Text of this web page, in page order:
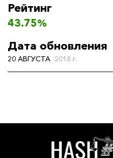
Рейтинг
43.75%
Дата обновления
20 АВГУСТА 2018 г.